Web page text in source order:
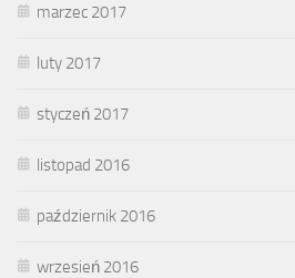
marzec 2017
luty 2017
styczeń 2017
listopad 2016
październik 2016
wrzesień 2016